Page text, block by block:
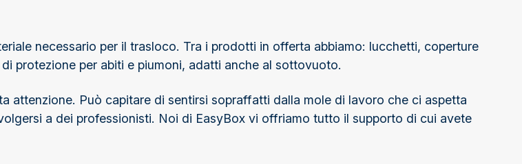
necessario per il trasloco. Tra i prodotti in offerta abbiamo: lucchetti, coperture
protezione per abiti e piumoni, adatti anche al sottovuoto.
Può capitare di sentirsi sopraffatti dalla mole di lavoro che ci aspetta
a dei professionisti. Noi di EasyBox vi offriamo tutto il supporto di cui avete